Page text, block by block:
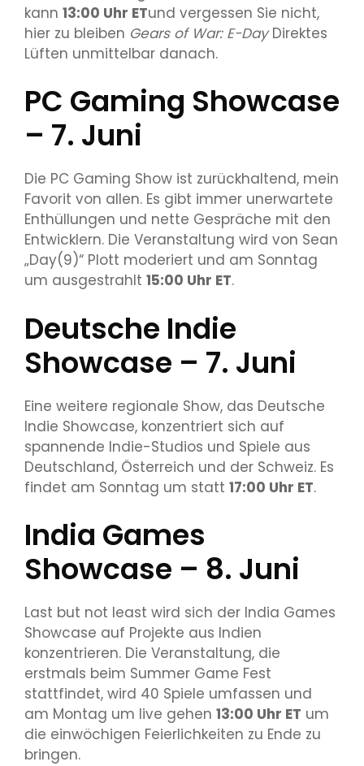
kann 13:00 Uhr ETund vergessen Sie nicht,
hier zu bleiben Gears of War: E-DayDirektes
Lüften unmittelbar danach.
PC Gaming Showcase
– 7. Juni
Die PC Gaming Show ist zurückhaltend, mein
Favorit von allen. Es gibt immer unerwartete
Enthüllungen und nette Gespräche mit den
Entwicklern. Die Veranstaltung wird von Sean
„Day(9)“ Plott moderiert und am Sonntag
um ausgestrahlt 15:00 Uhr ET.
Deutsche Indie
Showcase – 7. Juni
Eine weitere regionale Show, das Deutsche
Indie Showcase, konzentriert sich auf
spannende Indie-Studios und Spiele aus
Deutschland, Österreich und der Schweiz. Es
findet am Sonntag um statt 17:00 Uhr ET.
India Games
Showcase – 8. Juni
Last but not least wird sich der India Games
Showcase auf Projekte aus Indien
konzentrieren. Die Veranstaltung, die
erstmals beim Summer Game Fest
stattfindet, wird 40 Spiele umfassen und
am Montag um live gehen 13:00 Uhr ET um
die einwöchigen Feierlichkeiten zu Ende zu
bringen.